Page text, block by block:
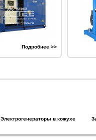
Подробнее >>
Электрогенераторы в кожухе